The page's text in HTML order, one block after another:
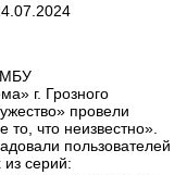
МБУ
г. Грозного
провели
что неизвестно».
пользователей
из серий: